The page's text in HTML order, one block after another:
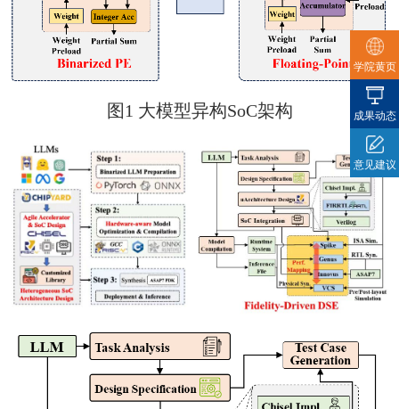
图1 大模型异构SoC架构
学院黄页
成果动态
意见建议